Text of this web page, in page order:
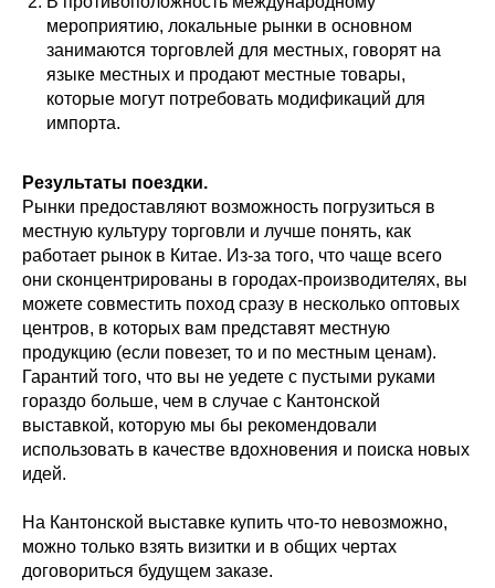
мероприятию, локальные рынки в основном
занимаются торговлей для местных, говорят на
языке местных и продают местные товары,
которые могут потребовать модификаций для
импорта.
Результаты поездки.
Рынки предоставляют возможность погрузиться в
местную культуру торговли и лучше понять, как
работает рынок в Китае. Из-за того, что чаще всего
они сконцентрированы в городах-производителях, вы
можете совместить поход сразу в несколько оптовых
центров, в которых вам представят местную
продукцию (если повезет, то и по местным ценам).
Гарантий того, что вы не уедете с пустыми руками
гораздо больше, чем в случае с Кантонской
выставкой, которую мы бы рекомендовали
использовать в качестве вдохновения и поиска новых
идей.
На Кантонской выставке купить что-то невозможно,
можно только взять визитки и в общих чертах
договориться будущем заказе.